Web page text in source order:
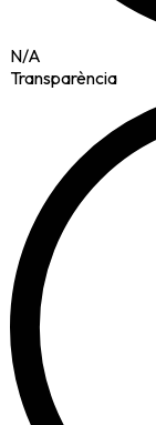
N/A
Transparència